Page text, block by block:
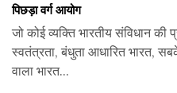
पिछड़ा वर्ग आयोग
जो कोई व्यक्ति भारतीय संविधान
स्वतंत्रता, बंधुता आधारित भारत,
वाला भारत...